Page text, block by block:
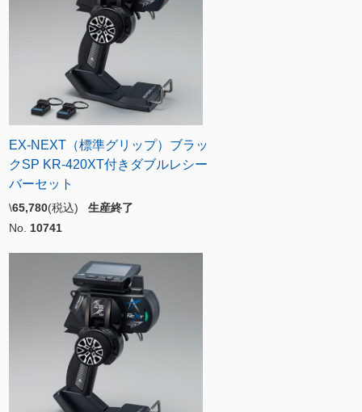
EX-NEXT（標準グリップ）ブラッ
クSP KR-420XT付きダブルレシー
バーセット
\65,780(税込) 生産終了
No. 10741